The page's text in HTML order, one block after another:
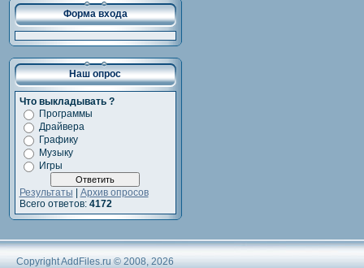
Форма входа
Наш опрос
Что выкладывать ?
Программы
Драйвера
Графику
Музыку
Игры
Результаты
Архив опросов
Всего ответов: 4172
Copyright AddFiles.ru © 2008, 2026